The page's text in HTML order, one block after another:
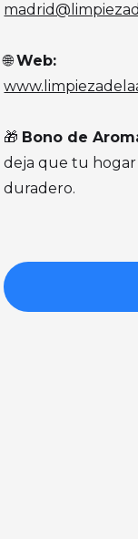
🌐Web:
🎁 Bono de
deja que tu hogar
duradero.